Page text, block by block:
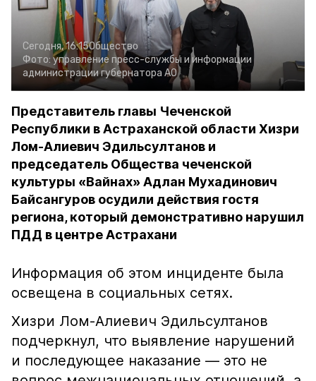
Сегодня, 16:15Общество
Фото: управление пресс-службы и информации
администрации губернатора АО
Представитель главы Чеченской
Республики в Астраханской области Хизри
Лом-Алиевич Эдильсултанов и
председатель Общества чеченской
культуры «Вайнах» Адлан Мухадинович
Байсангуров осудили действия гостя
региона, который демонстративно нарушил
ПДД в центре Астрахани
Информация об этом инциденте была
освещена в социальных сетях.
Хизри Лом-Алиевич Эдильсултанов
подчеркнул, что выявление нарушений
и последующее наказание — это не